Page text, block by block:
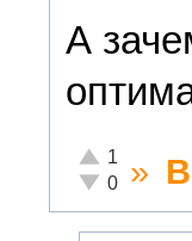
А
Отлично!
1
Неадекватно!
0 »